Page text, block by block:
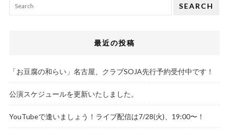
SEARCH
最近の投稿
「お豆腐の和らい」名古屋、クラブSOJA先行予約受付中です！
公演スケジュールを更新いたしました。
YouTubeで逢いましょう！ライブ配信は7/28(火)、19:00〜！